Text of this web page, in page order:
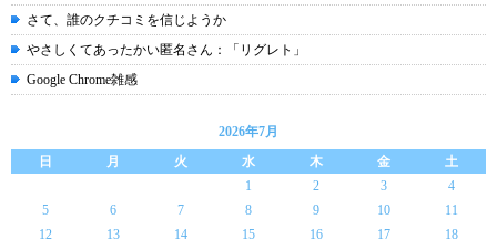
さて、誰のクチコミを信じようか
やさしくてあったかい匿名さん：「リグレト」
Google Chrome雑感
2026年7月
日
月 火 水 木 金
土
1
2 3
4
5
6 7 8 9 10
11
12
13 14 15 16 17
18